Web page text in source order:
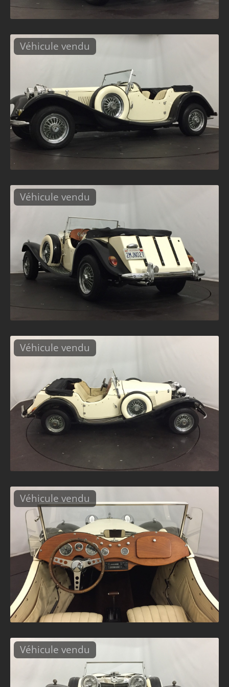
Véhicule vendu
Véhicule vendu
Véhicule vendu
Véhicule vendu
Véhicule vendu